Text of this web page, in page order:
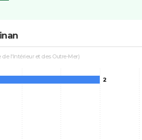
l'Intérieur et des Outre-Mer)
2